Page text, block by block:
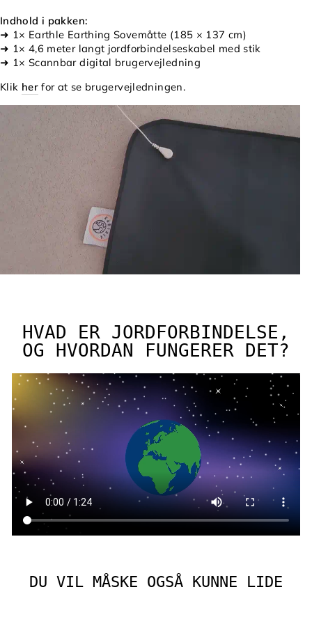
Indhold i pakken:
➜ 1× Earthle Earthing Sovemåtte (185 × 137 cm)
➜ 1× 4,6 meter langt jordforbindelseskabel med stik
➜ 1× Scannbar digital brugervejledning
Klik herfor at se brugervejledningen.
HVAD ER JORDFORBINDELSE,
OG HVORDAN FUNGERER DET?
DU VIL MÅSKE OGSÅ KUNNE LIDE